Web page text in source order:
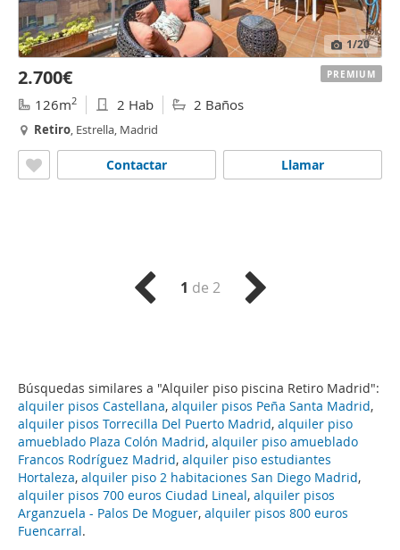
Búsquedas similares a "Alquiler piso piscina Retiro Madrid":
alquiler pisos Castellana, alquiler pisos Peña Santa Madrid,
alquiler pisos Torrecilla Del Puerto Madrid, alquiler piso
amueblado Plaza Colón Madrid, alquiler piso amueblado
Francos Rodríguez Madrid, alquiler piso estudiantes
Hortaleza, alquiler piso 2 habitaciones San Diego Madrid,
alquiler pisos 700 euros Ciudad Lineal, alquiler pisos
Arganzuela - Palos De Moguer, alquiler pisos 800 euros
Fuencarral.
1/20
2.700€
126m2 2 Hab 2 Baños
Retiro, Estrella, Madrid
Llamar
Contactar
PREMIUM
1 de 2